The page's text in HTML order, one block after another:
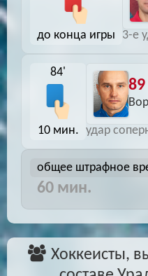
до конца игры 3-е
84'
10 мин.
89
удар
общее штрафное
60 мин.
Хоккеисты,